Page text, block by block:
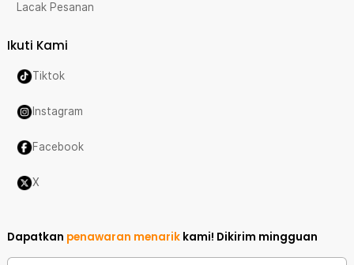
Lacak Pesanan
Ikuti Kami
Tiktok
Instagram
Facebook
X
Dapatkan penawaran menarik kami! Dikirim mingguan